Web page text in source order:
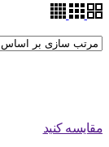
مقایسه کنید